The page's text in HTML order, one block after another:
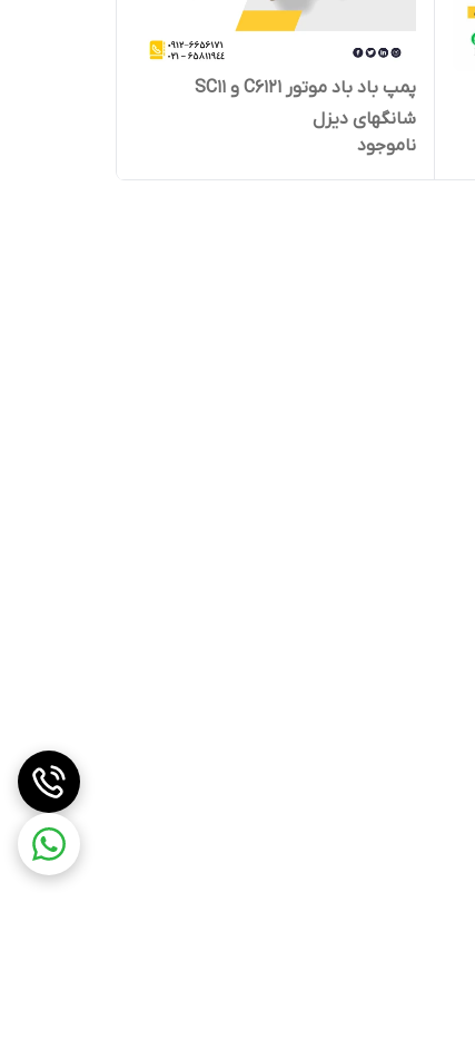
پمپ باد باد موتور C6121 و SC11
شانگهای دیزل
ناموجود